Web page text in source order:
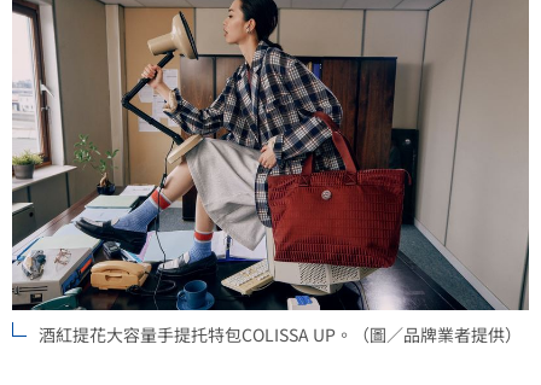
酒紅提花大容量手提托特包COLISSA UP。（圖／品牌業者提供）